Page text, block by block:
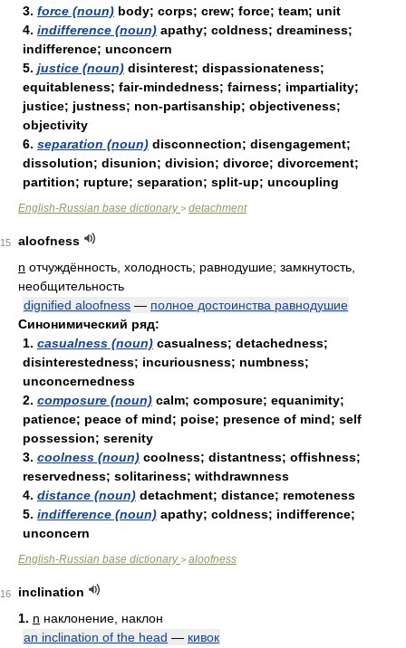
3. force (noun) body; corps; crew; force; team; unit
4. indifference (noun) apathy; coldness; dreaminess;
indifference; unconcern
5. justice (noun) disinterest; dispassionateness;
equitableness; fair-mindedness; fairness; impartiality;
justice; justness; non-partisanship; objectiveness;
objectivity
6. separation (noun) disconnection; disengagement;
dissolution; disunion; division; divorce; divorcement;
partition; rupture; separation; split-up; uncoupling
English-Russian base dictionary> detachment
15
aloofness
n отчуждённость, холодность; равнодушие; замкнутость,
необщительность
dignified aloofness — полное достоинства равнодушие
Синонимический ряд:
1. casualness (noun) casualness; detachedness;
disinterestedness; incuriousness; numbness;
unconcernedness
2. composure (noun) calm; composure; equanimity;
patience; peace of mind; poise; presence of mind; self
possession; serenity
3. coolness (noun) coolness; distantness; offishness;
reservedness; solitariness; withdrawnness
4. distance (noun) detachment; distance; remoteness
5. indifference (noun) apathy; coldness; indifference;
unconcern
English-Russian base dictionary> aloofness
16
inclination
1. n наклонение, наклон
an inclination of the head — кивок